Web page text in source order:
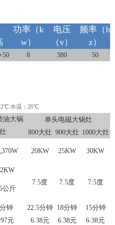
功率（k
w）
电压
（v）
频率（h
z）
8 380 50
水温：20℃
油大锅
灶
单头电磁大锅灶
800大灶 900大灶 1000大灶
20KW 25KW 30KW
7.5度
7.5度 7.5度
公斤
钟 22.5分钟 18分钟
15分钟
元 6.38元 6.38元 6.38元